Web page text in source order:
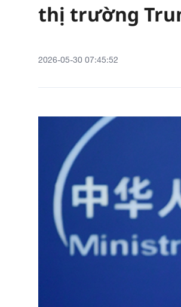
thị trường
2026-05-30 07:45:52